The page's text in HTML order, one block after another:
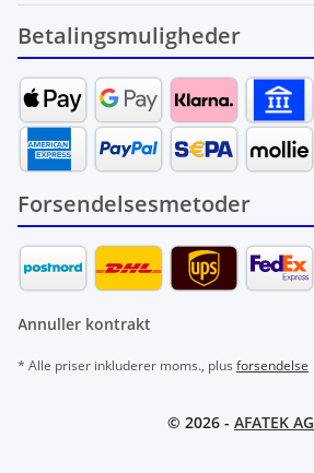
Betalingsmuligheder
Forsendelsesmetoder
Annuller kontrakt
* Alle priser inkluderer moms., plus forsendelse
© 2026 - AFATEK AG